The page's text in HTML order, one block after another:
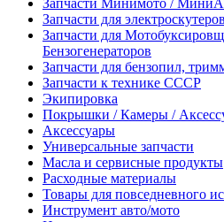
Запчасти Минимото /
Запчасти для электроскутеров
Запчасти для
Бензогенераторов
Запчасти для бензопил,
Запчасти к технике СССР
Экипировка
Покрышки / Камеры /
Аксессуары
Универсальные запчасти
Масла и сервисные продукты
Расходные материалы
Товары для повседневного
Инструмент авто/мото